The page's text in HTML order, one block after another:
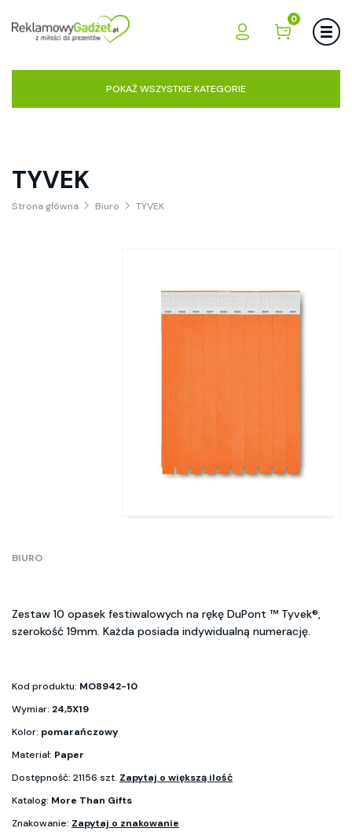
0
POKAŻ WSZYSTKIE KATEGORIE
TYVEK
Strona główna Biuro TYVEK
BIURO
Zestaw 10 opasek festiwalowych na rękę DuPont ™ Tyvek®,
szerokość 19mm. Każda posiada indywidualną numerację.
Kod produktu: MO8942-10
Wymiar: 24,5X19
Kolor: pomarańczowy
Materiał: Paper
Dostępność: 21156 szt. Zapytaj o większą ilość
Katalog: More Than Gifts
Znakowanie: Zapytaj o znakowanie